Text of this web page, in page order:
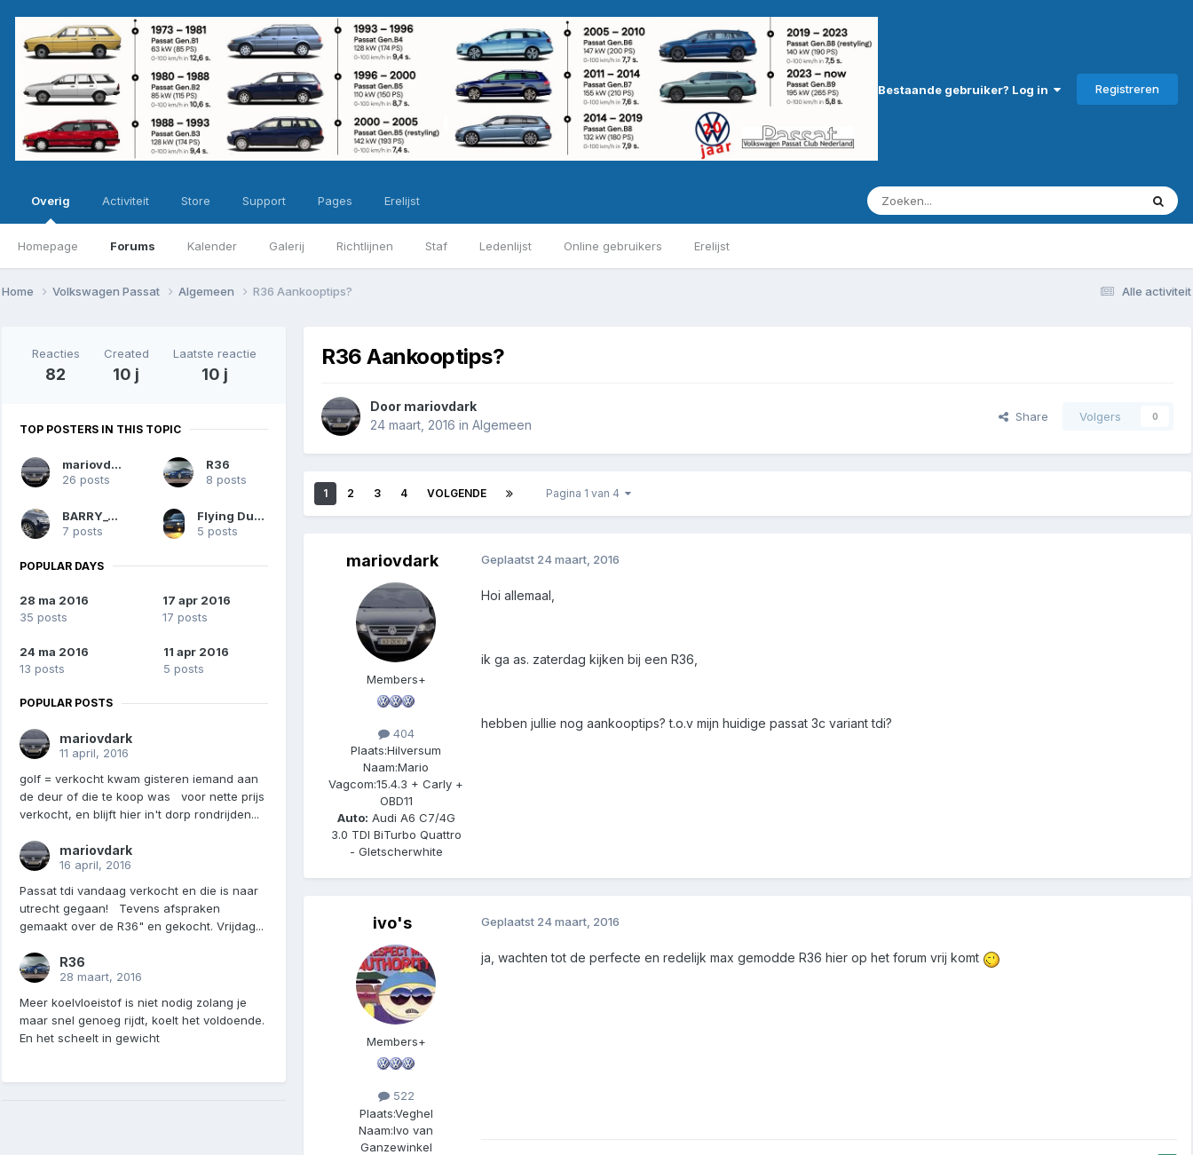
Bestaande gebruiker? Log in Registreren
Overig
Homepage Forums Kalender Galerij Richtlijnen Staf Ledenlijst Online gebruikers Erelijst
Activiteit Store Support Pages Erelijst
Alle activiteit
Home Volkswagen Passat Algemeen R36 Aankooptips?
Reacties
82
Created
10 j
Laatste reactie
10 j
TOP POSTERS IN THIS TOPIC
mariovdark
26 posts
R36
8 posts
BARRY_TDI
7 posts
Flying Dutchman
5 posts
POPULAR DAYS
28 ma 2016
35 posts
17 apr 2016
17 posts
24 ma 2016
13 posts
11 apr 2016
5 posts
POPULAR POSTS
mariovdark
11 april, 2016
golf = verkocht kwam gisteren iemand aan
de deur of die te koop was voor nette prijs
verkocht, en blijft hier in't dorp rondrijden...
mariovdark
16 april, 2016
Passat tdi vandaag verkocht en die is naar
utrecht gegaan! Tevens afspraken
gemaakt over de R36" en gekocht. Vrijdag...
R36
28 maart, 2016
Meer koelvloeistof is niet nodig zolang je
maar snel genoeg rijdt, koelt het voldoende.
En het scheelt in gewicht
R36 Aankooptips?
Door mariovdark
24 maart, 2016 in Algemeen
Share Volgers 0
1 2 3 4 VOLGENDE Pagina 1 van 4
mariovdark
Members+
404
Plaats:Hilversum
Naam:Mario
Vagcom:15.4.3 + Carly +
OBD11
Auto: Audi A6 C7/4G
3.0 TDI BiTurbo Quattro
- Gletscherwhite
Geplaatst 24 maart, 2016
Hoi allemaal,
ik ga as. zaterdag kijken bij een R36,
hebben jullie nog aankooptips? t.o.v mijn huidige passat 3c variant tdi?
ivo's
Members+
522
Plaats:Veghel
Naam:Ivo van
Ganzewinkel
Geplaatst 24 maart, 2016
ja, wachten tot de perfecte en redelijk max gemodde R36 hier op het forum vrij komt